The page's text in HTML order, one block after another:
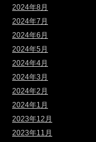
2024年8月
2024年7月
2024年6月
2024年5月
2024年4月
2024年3月
2024年2月
2024年1月
2023年12月
2023年11月